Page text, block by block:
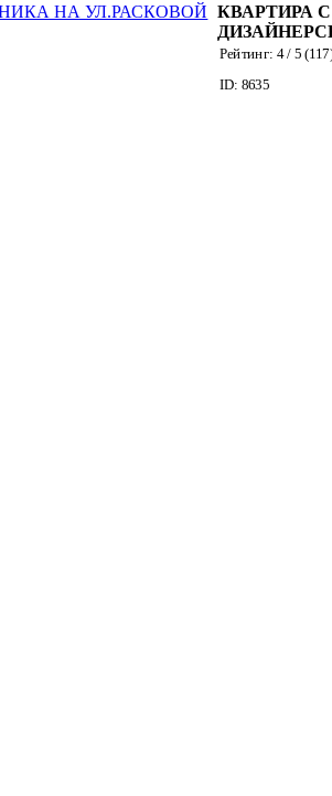
КВАРТИРА С
НА
Рейтинг: 4/ 5 (117
ID: 8635